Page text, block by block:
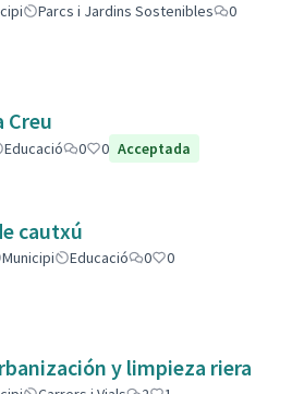
Parcs i Jardins Sostenibles
0
Creu
Educació 0 0 Acceptada
cautxú
Municipi Educació 0
0
y limpieza riera